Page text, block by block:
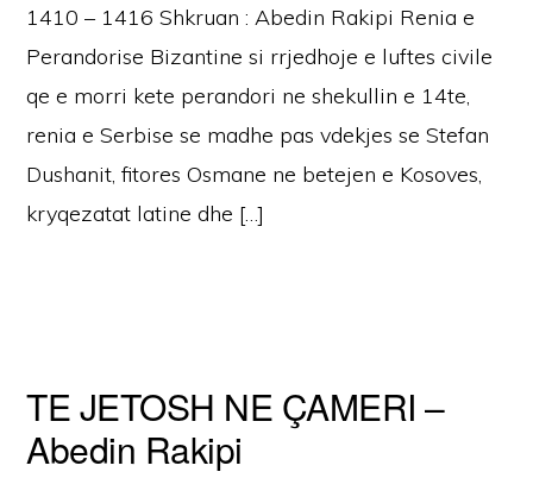
1410 – 1416 Shkruan : Abedin Rakipi Renia e
Perandorise Bizantine si rrjedhoje e luftes civile
qe e morri kete perandori ne shekullin e 14te,
renia e Serbise se madhe pas vdekjes se Stefan
Dushanit, fitores Osmane ne betejen e Kosoves,
kryqezatat latine dhe […]
TE JETOSH NE ÇAMERI –
Abedin Rakipi